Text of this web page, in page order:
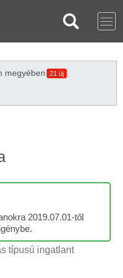
megyében 21 új
2019.07.01-től
típusú ingatlant